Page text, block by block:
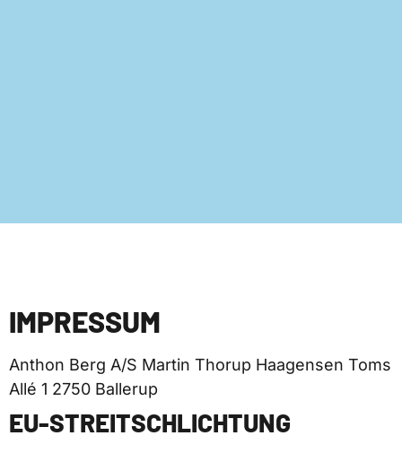
IMPRESSUM
Anthon Berg A/S Martin Thorup Haagensen Toms
Allé 1 2750 Ballerup
EU-STREITSCHLICHTUNG